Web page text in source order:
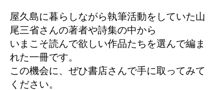
屋久島に暮らしながら執筆活動をしていた山
尾三省さんの著者や詩集の中から
いまこそ読んで欲しい作品たちを選んで編ま
れた一冊です。
この機会に、ぜひ書店さんで手に取ってみて
ください。